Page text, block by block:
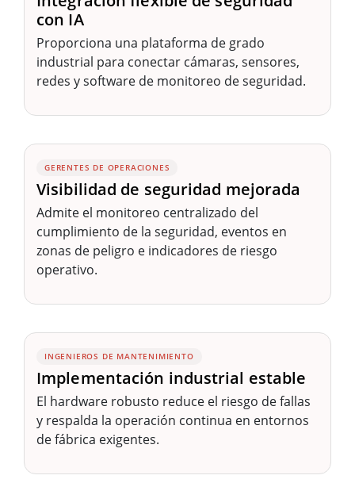
con IA
Proporciona una plataforma de grado
industrial para conectar cámaras, sensores,
redes y software de monitoreo de seguridad.
GERENTES DE OPERACIONES
Visibilidad de seguridad mejorada
Admite el monitoreo centralizado del
cumplimiento de la seguridad, eventos en
zonas de peligro e indicadores de riesgo
operativo.
INGENIEROS DE MANTENIMIENTO
Implementación industrial estable
El hardware robusto reduce el riesgo de fallas
y respalda la operación continua en entornos
de fábrica exigentes.